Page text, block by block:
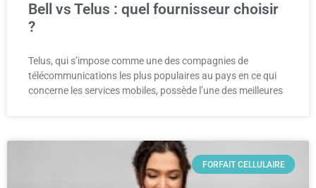
Bell vs Telus : quel fournisseur choisir
?
Telus, qui s’impose comme une des compagnies de
télécommunications les plus populaires au pays en ce qui
concerne les services mobiles, possède l’une des meilleures
FORFAIT CELLULAIRE